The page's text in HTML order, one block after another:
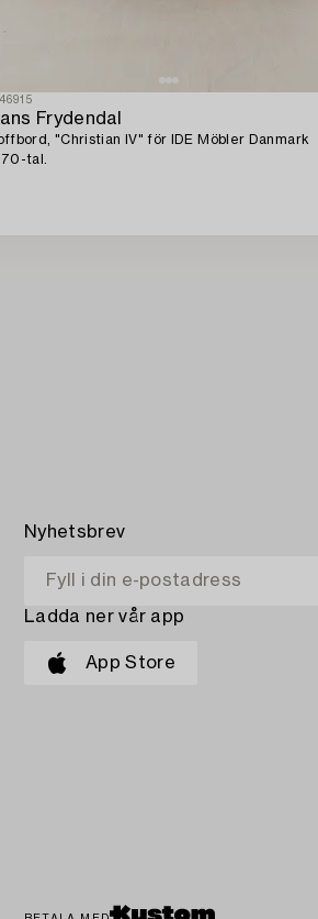
Frydendal
"Christian IV" för IDE Möbler Danmark
tal.
Nyhetsbrev
Ladda ner vår app
App Store